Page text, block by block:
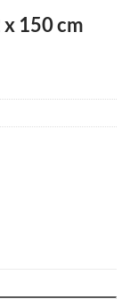
150 cm